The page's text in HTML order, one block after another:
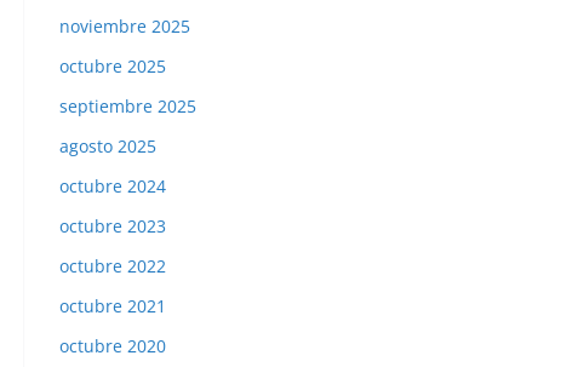
noviembre 2025
octubre 2025
septiembre 2025
agosto 2025
octubre 2024
octubre 2023
octubre 2022
octubre 2021
octubre 2020